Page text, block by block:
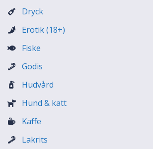
Dryck
Erotik (18+)
Fiske
Godis
Hudvård
Hund & katt
Kaffe
Lakrits